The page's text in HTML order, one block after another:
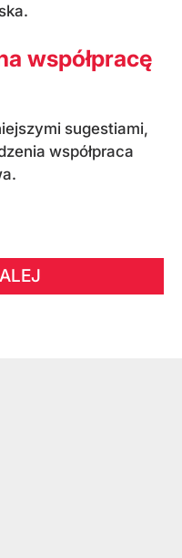
współpracę
sugestiami,
współpraca